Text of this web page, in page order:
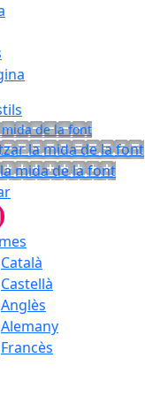
de la font
la mida de la font
mida de la font
Català
Castellà
Anglès
Alemany
Francès